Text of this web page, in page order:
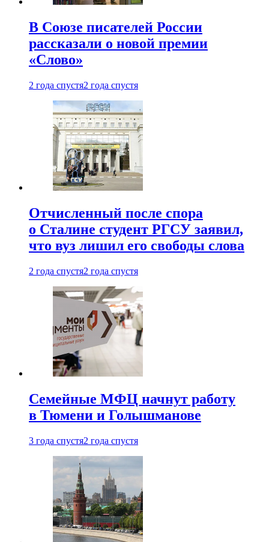
В Союзе писателей России
рассказали о новой премии
«Слово»
2 года спустя2 года спустя
Отчисленный после спора
о Сталине студент РГСУ заявил,
что вуз лишил его свободы слова
2 года спустя2 года спустя
Семейные МФЦ начнут работу
в Тюмени и Голышманове
3 года спустя2 года спустя